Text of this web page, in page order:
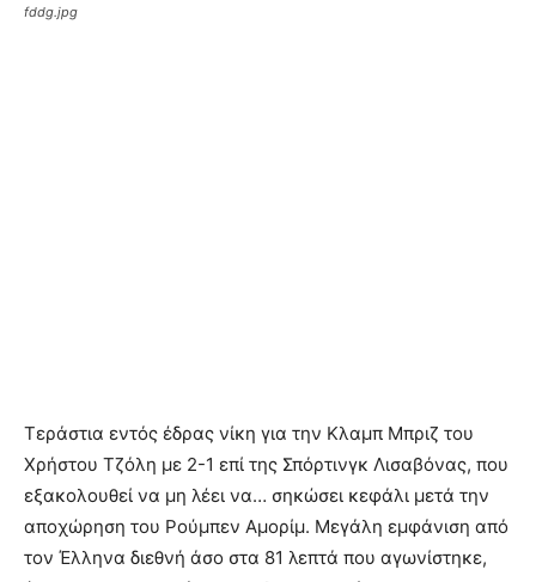
fddg.jpg
Τεράστια εντός έδρας νίκη για την Κλαμπ Μπριζ του
Χρήστου Τζόλη με 2-1 επί της Σπόρτινγκ Λισαβόνας, που
εξακολουθεί να μη λέει να… σηκώσει κεφάλι μετά την
αποχώρηση του Ρούμπεν Αμορίμ. Μεγάλη εμφάνιση από
τον Έλληνα διεθνή άσο στα 81 λεπτά που αγωνίστηκε,